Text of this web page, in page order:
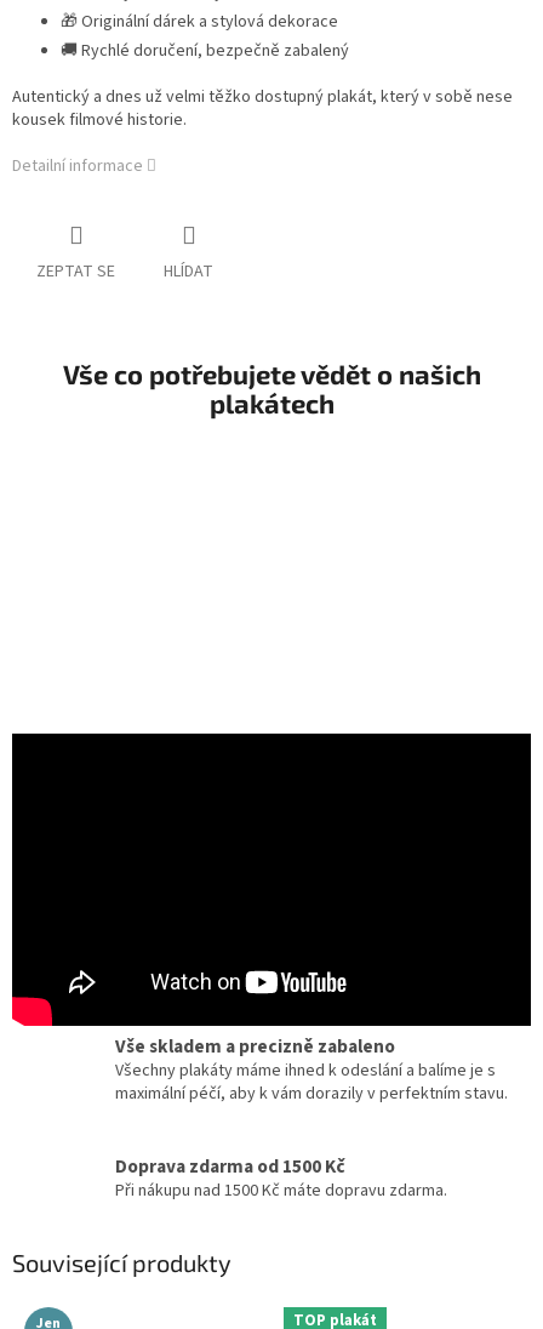
🎁 Originální dárek a stylová dekorace
🚚 Rychlé doručení, bezpečně zabalený
Autentický a dnes už velmi těžko dostupný plakát, který v sobě nese
kousek filmové historie.
Detailní informace
ZEPTAT SE HLÍDAT
Vše co potřebujete vědět o našich
plakátech
kinematografie a designu.
Vše skladem a precizně zabaleno
Všechny plakáty máme ihned k odeslání a balíme je s
maximální péčí, aby k vám dorazily v perfektním stavu.
Doprava zdarma od 1500 Kč
Při nákupu nad 1500 Kč máte dopravu zdarma.
Související produkty
Jen TOP plakát